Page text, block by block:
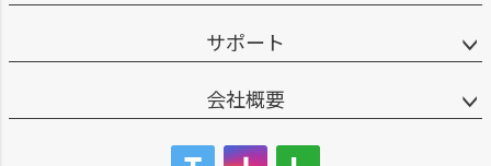
サポート
会社概要